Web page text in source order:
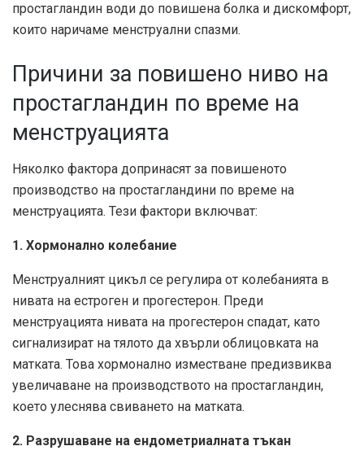
простагландин води до повишена болка и дискомфорт,
които наричаме менструални спазми.
Причини за повишено ниво на
простагландин по време на
менструацията
Няколко фактора допринасят за повишеното
производство на простагландини по време на
менструацията. Тези фактори включват:
1. Хормонално колебание
Менструалният цикъл се регулира от колебанията в
нивата на естроген и прогестерон. Преди
менструацията нивата на прогестерон спадат, като
сигнализират на тялото да хвърли облицовката на
матката. Това хормонално изместване предизвиква
увеличаване на производството на простагландин,
което улеснява свиването на матката.
2. Разрушаване на ендометриалната тъкан